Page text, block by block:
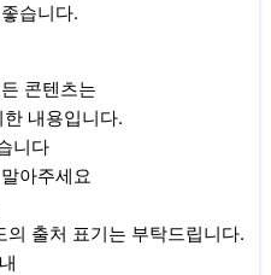
습니다.
콘텐츠는
내용입니다.
니다
아주세요
의 출처 표기는 부탁드립니다.